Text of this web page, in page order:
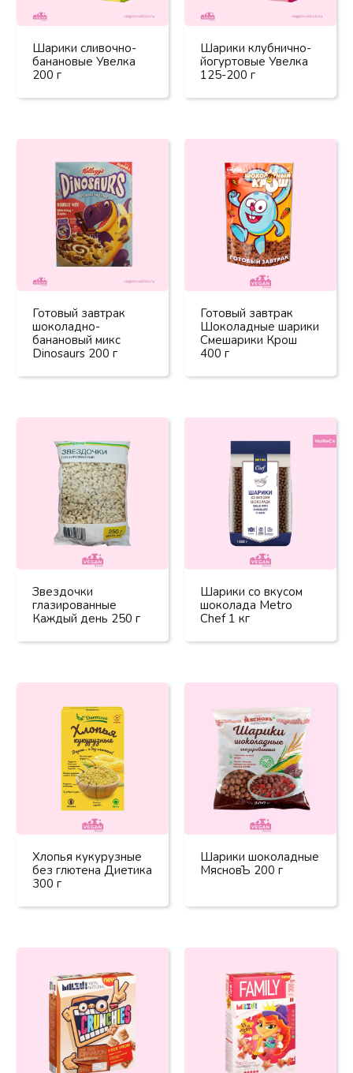
Шарики сливочно-
банановые Увелка
200 г
Шарики клубнично-
йогуртовые Увелка
125-200 г
Готовый завтрак
шоколадно-
банановый микс
Dinosaurs 200 г
Готовый завтрак
Шоколадные шарики
Смешарики Крош
400 г
Звездочки
глазированные
Каждый день 250 г
Шарики со вкусом
шоколада Metro
Chef 1 кг
Хлопья кукурузные
без глютена Диетика
300 г
Шарики шоколадные
МясновЪ 200 г